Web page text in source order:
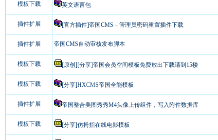
模板下载 英文语言包
插件扩展 [官方插件]帝国CMS－管理员密码重置插件下载
插件扩展 帝国CMS自动审核发布脚本
模板下载 [原创][分享]帝国会员空间模板免费放出下载请到15楼
模板下载 [分享]HXCMS帝国全能模板
插件扩展 帝国整合美图秀秀M4头像上传组件，写入附件数据库
模板下载 [分享]仿拇指在线电影模板